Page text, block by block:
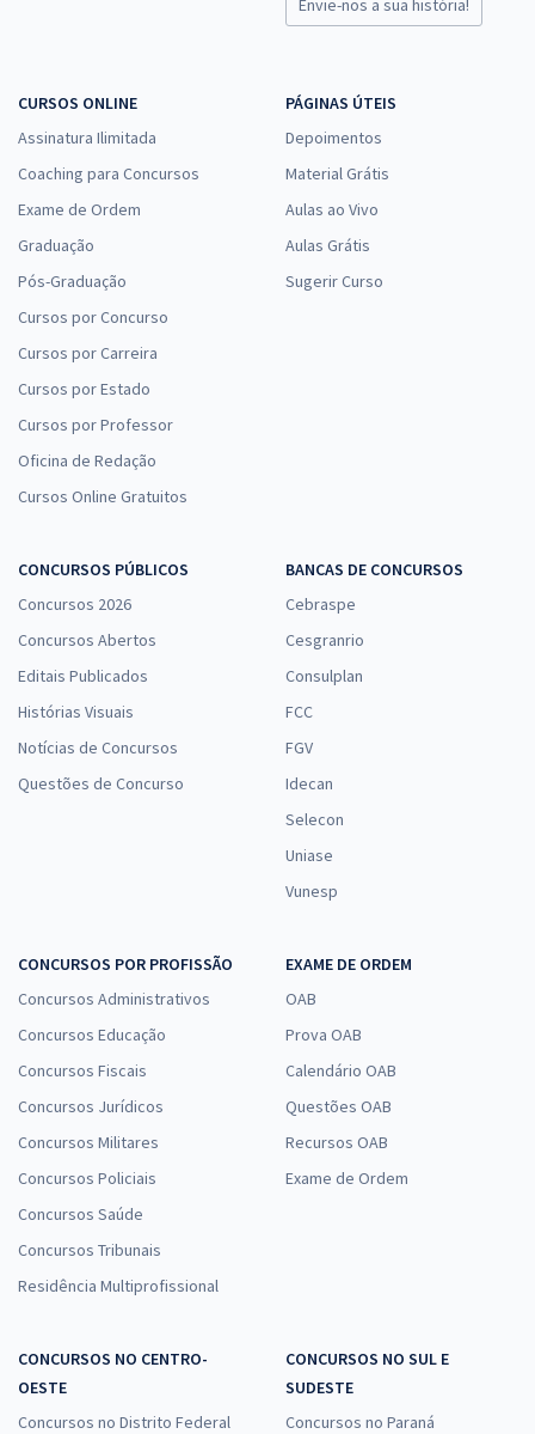
Envie-nos a sua história!
CURSOS ONLINE
Assinatura Ilimitada
Coaching para Concursos
Exame de Ordem
Graduação
Pós-Graduação
Cursos por Concurso
Cursos por Carreira
Cursos por Estado
Cursos por Professor
Oficina de Redação
Cursos Online Gratuitos
PÁGINAS ÚTEIS
Depoimentos
Material Grátis
Aulas ao Vivo
Aulas Grátis
Sugerir Curso
CONCURSOS PÚBLICOS
Concursos 2026
Concursos Abertos
Editais Publicados
Histórias Visuais
Notícias de Concursos
Questões de Concurso
BANCAS DE CONCURSOS
Cebraspe
Cesgranrio
Consulplan
FCC
FGV
Idecan
Selecon
Uniase
Vunesp
CONCURSOS POR PROFISSÃO
Concursos Administrativos
Concursos Educação
Concursos Fiscais
Concursos Jurídicos
Concursos Militares
Concursos Policiais
Concursos Saúde
Concursos Tribunais
Residência Multiprofissional
EXAME DE ORDEM
OAB
Prova OAB
Calendário OAB
Questões OAB
Recursos OAB
Exame de Ordem
CONCURSOS NO CENTRO-
OESTE
Concursos no Distrito Federal
CONCURSOS NO SUL E
SUDESTE
Concursos no Paraná